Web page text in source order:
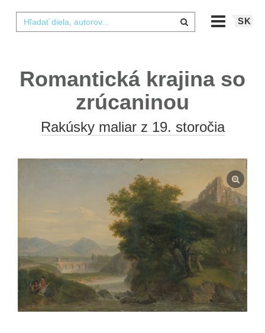
SK
Romantická krajina so
zrúcaninou
Rakúsky maliar z 19. storočia